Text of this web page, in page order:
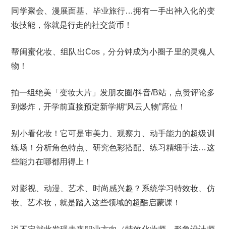
同学聚会、漫展面基、毕业旅行…拥有一手出神入化的变
妆技能，你就是行走的社交货币！
帮闺蜜化妆、组队出Cos，分分钟成为小圈子里的灵魂人
物！
拍一组绝美「变妆大片」发朋友圈/抖音/B站，点赞评论多
到爆炸，开学前直接预定新学期“风云人物”席位！
别小看化妆！它可是审美力、观察力、动手能力的超级训
练场！分析角色特点、研究色彩搭配、练习精细手法…这
些能力在哪都用得上！
对影视、动漫、艺术、时尚感兴趣？系统学习特效妆、仿
妆、艺术妆，就是踏入这些领域的超酷启蒙课！